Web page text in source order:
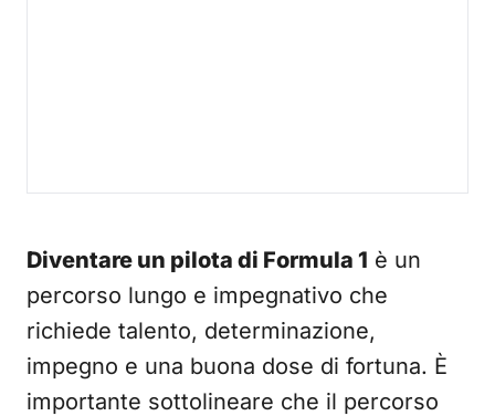
Diventare un pilota di Formula 1 è un
percorso lungo e impegnativo che
richiede talento, determinazione,
impegno e una buona dose di fortuna. È
importante sottolineare che il percorso